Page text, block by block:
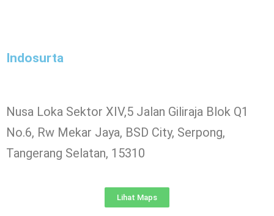
Indosurta
Nusa Loka Sektor XIV,5 Jalan Giliraja Blok Q1
No.6, Rw Mekar Jaya, BSD City, Serpong,
Tangerang Selatan, 15310
Lihat Maps